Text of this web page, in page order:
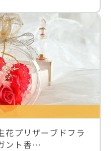
花プリザーブドフラ
ント香…